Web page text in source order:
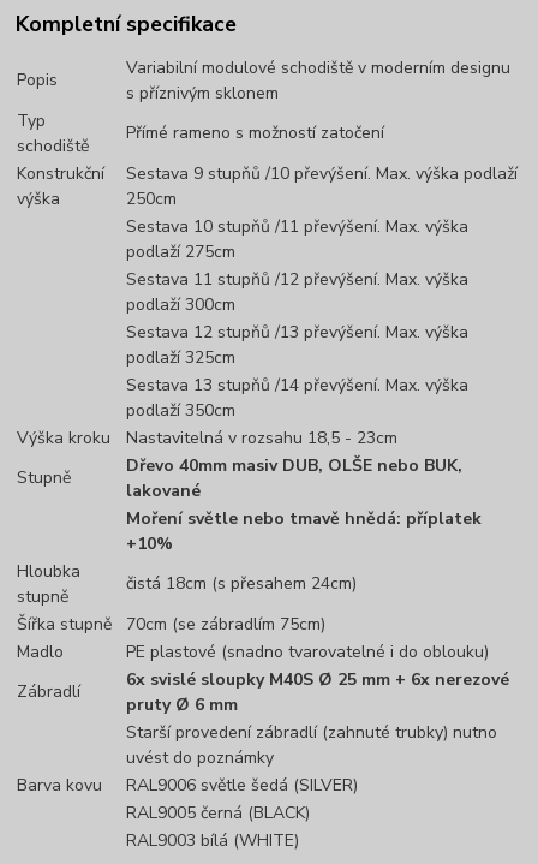
Kompletní specifikace
Popis
Variabilní modulové schodiště v moderním designu
s příznivým sklonem
Typ
schodiště
Přímé rameno s možností zatočení
Konstrukční
výška
Sestava 9 stupňů /10 převýšení. Max. výška podlaží
250cm
Sestava 10 stupňů /11 převýšení. Max. výška
podlaží 275cm
Sestava 11 stupňů /12 převýšení. Max. výška
podlaží 300cm
Sestava 12 stupňů /13 převýšení. Max. výška
podlaží 325cm
Sestava 13 stupňů /14 převýšení. Max. výška
podlaží 350cm
Výška kroku
Nastavitelná v rozsahu 18,5 - 23cm
Stupně
Dřevo 40mm masiv DUB, OLŠE nebo BUK,
lakované
Moření světle nebo tmavě hnědá: příplatek
+10%
Hloubka
stupně
čistá 18cm (s přesahem 24cm)
Šířka stupně
70cm (se zábradlím 75cm)
Madlo
PE plastové (snadno tvarovatelné i do oblouku)
Zábradlí
6x svislé sloupky M40S Ø 25 mm + 6x nerezové
pruty Ø 6 mm
Starší provedení zábradlí (zahnuté trubky) nutno
uvést do poznámky
Barva kovu
RAL9006 světle šedá (SILVER)
RAL9005 černá (BLACK)
RAL9003 bílá (WHITE)